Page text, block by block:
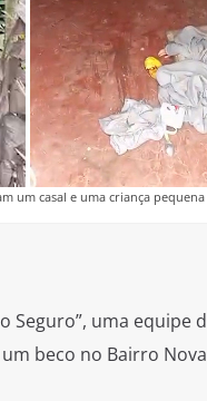
um casal e uma criança
Seguro”, uma
beco no Bairro